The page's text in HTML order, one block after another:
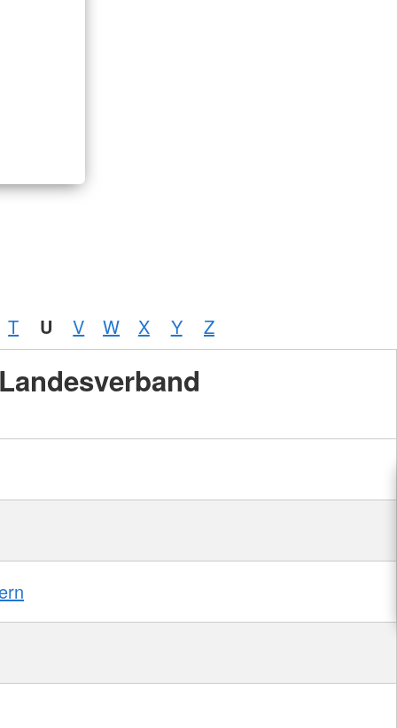
T U V W X Y Z